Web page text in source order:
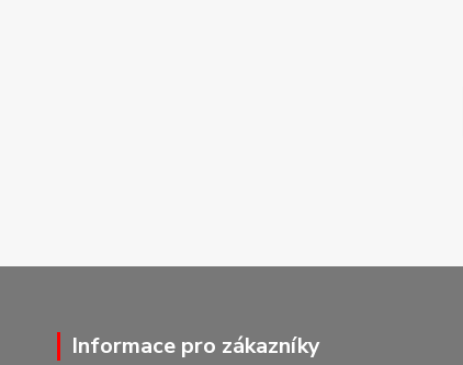
Informace pro zákazníky